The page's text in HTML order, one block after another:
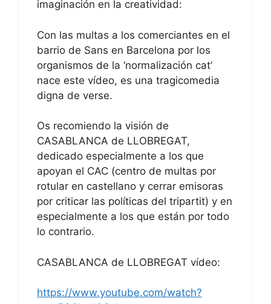
imaginación en la creatividad:
Con las multas a los comerciantes en el
barrio de Sans en Barcelona por los
organismos de la ‘normalización cat’
nace este vídeo, es una tragicomedia
digna de verse.
Os recomiendo la visión de
CASABLANCA de LLOBREGAT,
dedicado especialmente a los que
apoyan el CAC (centro de multas por
rotular en castellano y cerrar emisoras
por criticar las políticas del tripartit) y en
especialmente a los que están por todo
lo contrario.
CASABLANCA de LLOBREGAT vídeo:
https://www.youtube.com/watch?